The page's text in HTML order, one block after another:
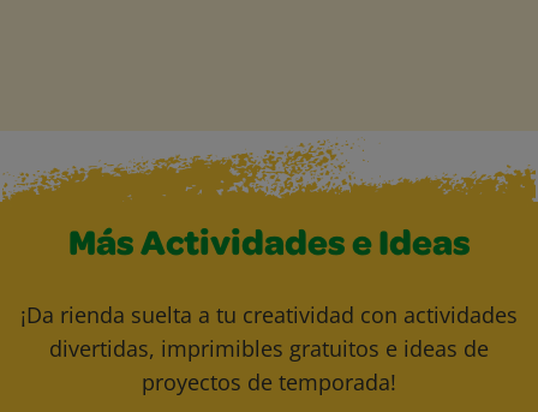
Más Actividades e Ideas
¡Da rienda suelta a tu creatividad con actividades
divertidas, imprimibles gratuitos e ideas de
proyectos de temporada!